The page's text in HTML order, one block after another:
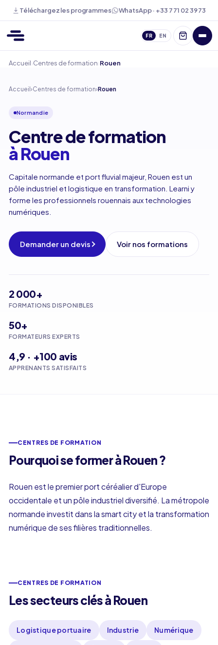
Téléchargez les programmes WhatsApp · +33 7 71 02 39 73
FR EN
Accueil›Centres de formation›Rouen
Accueil ›Centres de formation›Rouen
Normandie
Centre de formation
à Rouen
Capitale normande et port fluvial majeur, Rouen est un
pôle industriel et logistique en transformation. Learni y
forme les professionnels rouennais aux technologies
numériques.
Demander un devis Voir nos formations
2 000+
FORMATIONS DISPONIBLES
50+
FORMATEURS EXPERTS
4,9 · +100 avis
APPRENANTS SATISFAITS
CENTRES DE FORMATION
Pourquoi se former à Rouen ?
Rouen est le premier port céréalier d'Europe
occidentale et un pôle industriel diversifié. La métropole
normande investit dans la smart city et la transformation
numérique de ses filières traditionnelles.
CENTRES DE FORMATION
Les secteurs clés à Rouen
Logistique portuaire Industrie Numérique